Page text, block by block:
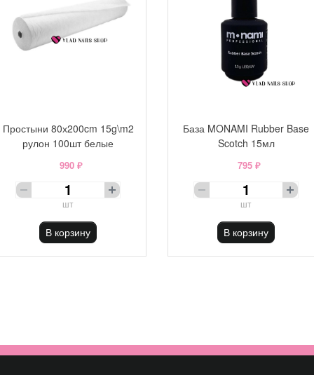
Простыни 80х200cm 15g\m2
рулон 100шт белые
990 ₽
шт
В корзину
База MONAMI Rubber Base
Scotch 15мл
795 ₽
шт
В корзину